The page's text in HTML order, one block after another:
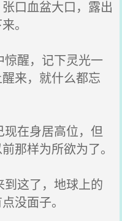
口血盆大口，露出
。
醒，记下灵光一
来，就什么都忘
在身居高位，但
那样为所欲为了。
这了，地球上的
没面子。